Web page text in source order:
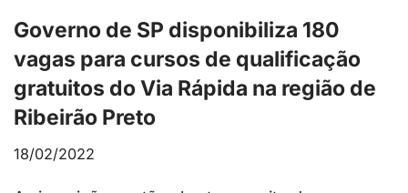
Governo de SP disponibiliza 180
vagas para cursos de qualificação
gratuitos do Via Rápida na região de
Ribeirão Preto
18/02/2022